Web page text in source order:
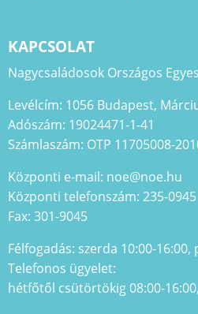
KAPCSOLAT
Nagycsaládosok Országos
Levélcím: 1056 Budapest,
Adószám: 19024471-1-41
Számlaszám: OTP 11705008-
Központi e-mail: noe@noe.hu
Központi telefonszám: 235-0945
Fax: 301-9045
Félfogadás: szerda 10:00-16:00,
Telefonos ügyelet:
hétfőtől csütörtökig 08:00-